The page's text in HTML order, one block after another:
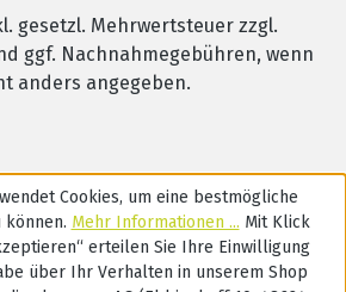
gesetzl. Mehrwertsteuer zzgl.
ggf. Nachnahmegebühren, wenn
anders angegeben.
Cookies, um eine bestmögliche
können. Mehr Informationen ... Mit Klick
erteilen Sie Ihre Einwilligung
über Ihr Verhalten in unserem Shop